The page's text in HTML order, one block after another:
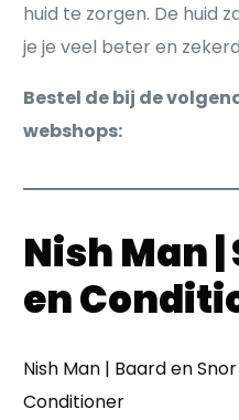
huid te zorgen. De huid
je je veel beter en
Bestel de bij de
webshops:
Nish Man
en
Nish Man | Baard en
Conditioner